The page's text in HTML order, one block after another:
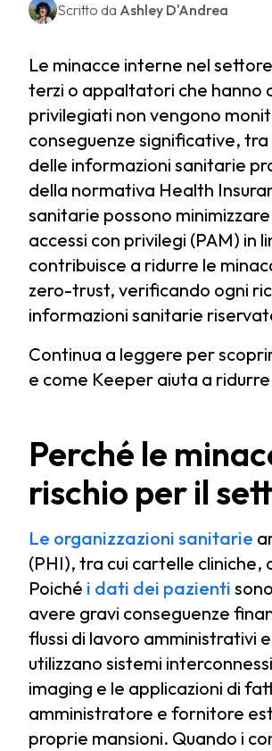
Scritto da Ashley D'Andrea
Le minacce interne nel
terzi o appaltatori che hanno
privilegiati non vengono
conseguenze significative,
delle informazioni sanitarie
della normativa Health
sanitarie possono
accessi con privilegi (PAM)
contribuisce a ridurre le
zero-trust, verificando ogni
informazioni sanitarie
Continua a leggere per
e come Keeper aiuta a
Perché le
rischio per il
Le organizzazioni sanitarie
(PHI), tra cui cartelle
Poiché i dati dei pazienti
avere gravi conseguenze
flussi di lavoro amministrativi
utilizzano sistemi
imaging e le applicazioni di
amministratore e fornitore
proprie mansioni. Quando i